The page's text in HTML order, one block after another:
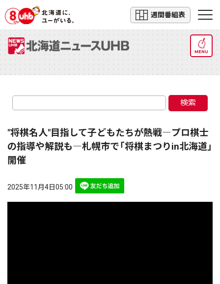
週間番組表
MENU
検索
"将棋名人"目指して子どもたちが熱戦―プロ棋士
の指導や解説も―札幌市で「将棋まつりin北海道」
開催
2025年11月4日05:00